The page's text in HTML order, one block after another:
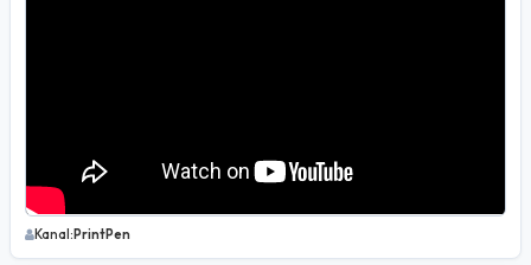
Kanal:PrintPen